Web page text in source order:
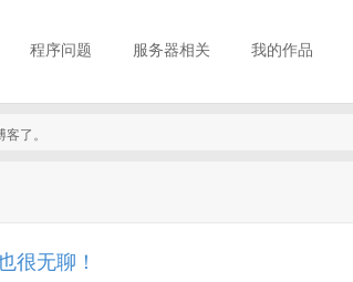
程序问题 服务器相关 我的作品
了。
很无聊！